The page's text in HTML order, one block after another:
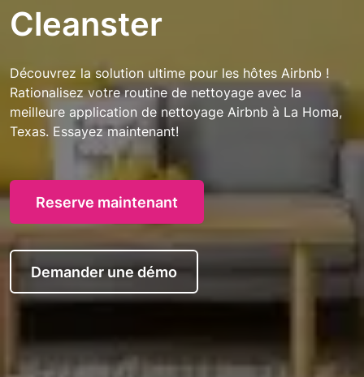
Cleanster
Découvrez la solution ultime pour les hôtes Airbnb !
Rationalisez votre routine de nettoyage avec la
meilleure application de nettoyage Airbnb à La Homa,
Texas. Essayez maintenant!
Reserve maintenant
Demander une démo